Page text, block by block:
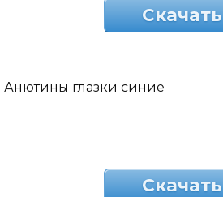
Скачать
Анютины глазки синие
Скачать